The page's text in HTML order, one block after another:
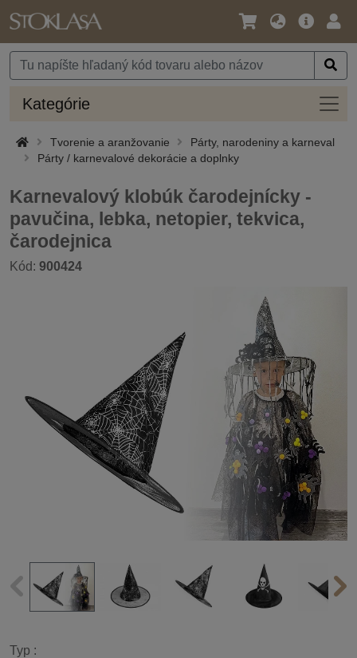
Jazyk
Mena
Hlavná
Kategórie
Tvorenie a aranžovanie
Párty, narodeniny a karneval
Párty / karnevalové dekorácie a doplnky
Karnevalový klobúk čarodejnícky -
pavučina, lebka, netopier, tekvica,
čarodejnica
Kód: 900424
Typ :